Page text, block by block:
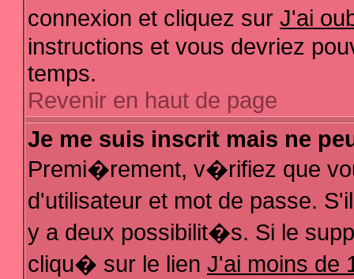
connexion et cliquez sur J'ai
instructions et vous devriez
temps.
Revenir en haut de page
Je me suis inscrit mais ne
Premi�rement, v�rifiez que
d'utilisateur et mot de passe.
y a deux possibilit�s. Si le
cliqu� sur le lien J'ai moins de